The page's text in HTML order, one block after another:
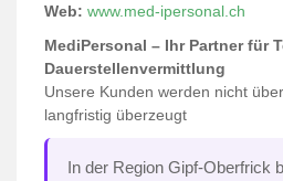
Web: www.med-ipersonal.ch
MediPersonal – Ihr Partner für
Dauerstellenvermittlung
Unsere Kunden werden nicht
langfristig überzeugt
In der Region Gipf-Oberfrick